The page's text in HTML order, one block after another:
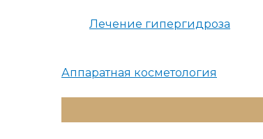
Лечение гипергидроза
Аппаратная косметология
Меню